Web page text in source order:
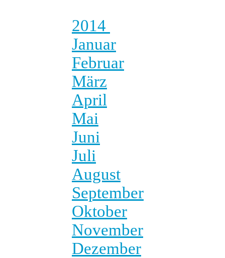
2014
Januar
Februar
März
April
Mai
Juni
Juli
August
September
Oktober
November
Dezember